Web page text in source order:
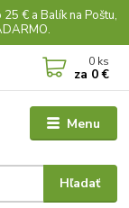
€ a Balík na Poštu,
Menu
Hľadať
0 ks
za 0 €